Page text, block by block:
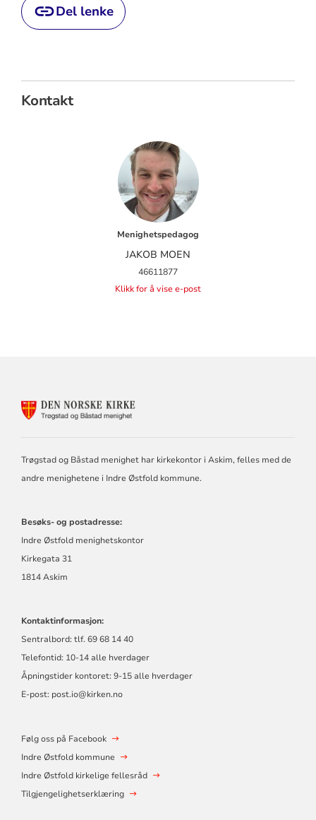
Del lenke
Kontakt
Menighetspedagog
JAKOB MOEN
46611877
Klikk for å vise e-post
KIRKE
TRØGSTAD
Trøgstad og Båstad menighet har kirkekontor i Askim, felles med de
andre menighetene i Indre Østfold kommune.
Besøks- og postadresse:
Indre Østfold menighetskontor
Kirkegata 31
1814 Askim
Kontaktinformasjon:
Sentralbord: tlf. 69 68 14 40
Telefontid: 10-14 alle hverdager
Åpningstider kontoret: 9-15 alle hverdager
E-post: post.io@kirken.no
Følg oss på Facebook
Indre Østfold kommune
Indre Østfold kirkelige fellesråd
Tilgjengelighetserklæring